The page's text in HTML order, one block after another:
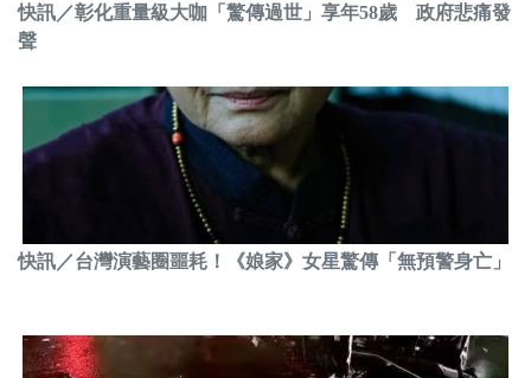
快訊／彰化重量級大咖「驚傳過世」享年58歲 政府悲痛發
聲
快訊／台灣演藝圈噩耗！《娘家》女星驚傳「無預警身亡」